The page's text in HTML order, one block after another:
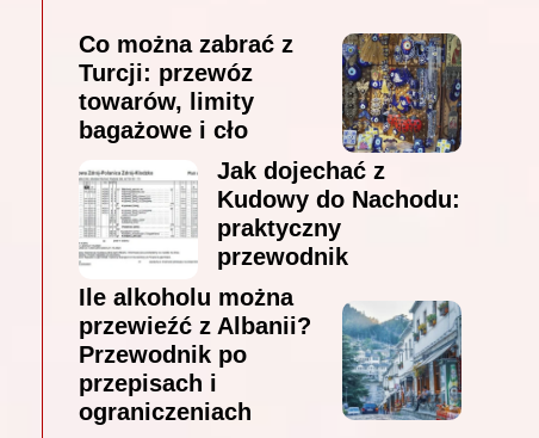
Co można zabrać z
Turcji: przewóz
towarów, limity
bagażowe i cło
Jak dojechać z
Kudowy do Nachodu:
praktyczny
przewodnik
Ile alkoholu można
przewieźć z Albanii?
Przewodnik po
przepisach i
ograniczeniach